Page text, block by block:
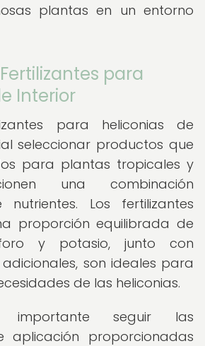
plantas en un entorno
para
Interior
para heliconias de
seleccionar productos que
para plantas tropicales y
una combinación
Los fertilizantes
proporción equilibrada de
y potasio, junto con
son ideales para
de las heliconias.
importante seguir las
aplicación proporcionadas